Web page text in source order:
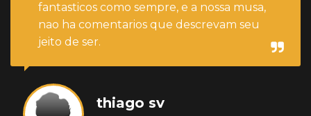
fantasticos como sempre, e a nossa musa,
nao ha comentarios que descrevam seu
jeito de ser.
thiago sv